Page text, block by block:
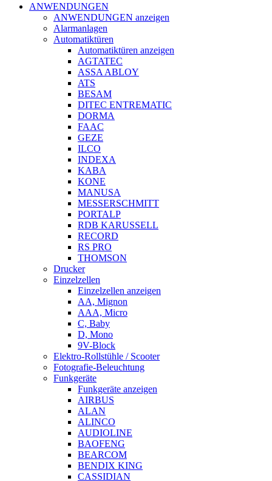
ANWENDUNGEN
ANWENDUNGEN anzeigen
Alarmanlagen
Automatiktüren
Automatiktüren anzeigen
AGTATEC
ASSA ABLOY
ATS
BESAM
DITEC ENTREMATIC
DORMA
FAAC
GEZE
ILCO
INDEXA
KABA
KONE
MANUSA
MESSERSCHMITT
PORTALP
RDB KARUSSELL
RECORD
RS PRO
THOMSON
Drucker
Einzelzellen
Einzelzellen anzeigen
AA, Mignon
AAA, Micro
C, Baby
D, Mono
9V-Block
Elektro-Rollstühle / Scooter
Fotografie-Beleuchtung
Funkgeräte
Funkgeräte anzeigen
AIRBUS
ALAN
ALINCO
AUDIOLINE
BAOFENG
BEARCOM
BENDIX KING
CASSIDIAN